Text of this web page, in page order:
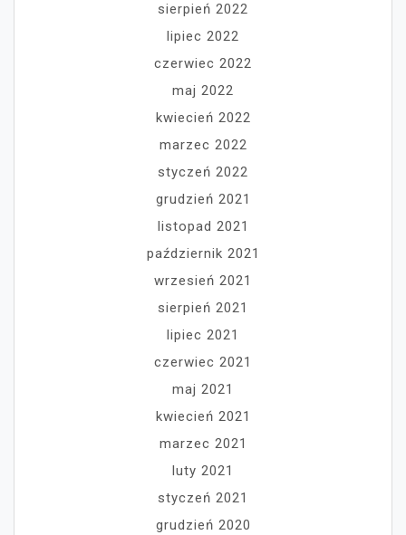
sierpień 2022
lipiec 2022
czerwiec 2022
maj 2022
kwiecień 2022
marzec 2022
styczeń 2022
grudzień 2021
listopad 2021
październik 2021
wrzesień 2021
sierpień 2021
lipiec 2021
czerwiec 2021
maj 2021
kwiecień 2021
marzec 2021
luty 2021
styczeń 2021
grudzień 2020